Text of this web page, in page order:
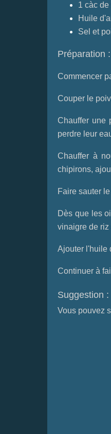
1 càc de
Huile
Sel et
Préparation :
Commencer
Couper le
Chauffer une
perdre leur
Chauffer à
chipirons,
Faire sauter
Dès que les
vinaigre de riz
Ajouter l'huile
Continuer à
Suggestion :
Vous pouvez